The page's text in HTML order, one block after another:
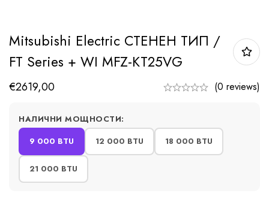
Mitsubishi Electric СТЕНЕН ТИП /
FT Series + WI MFZ-KT25VG
€2619,00 (0 reviews)
НАЛИЧНИ МОЩНОСТИ:
9 000 BTU
12 000 BTU 18 000 BTU
21 000 BTU